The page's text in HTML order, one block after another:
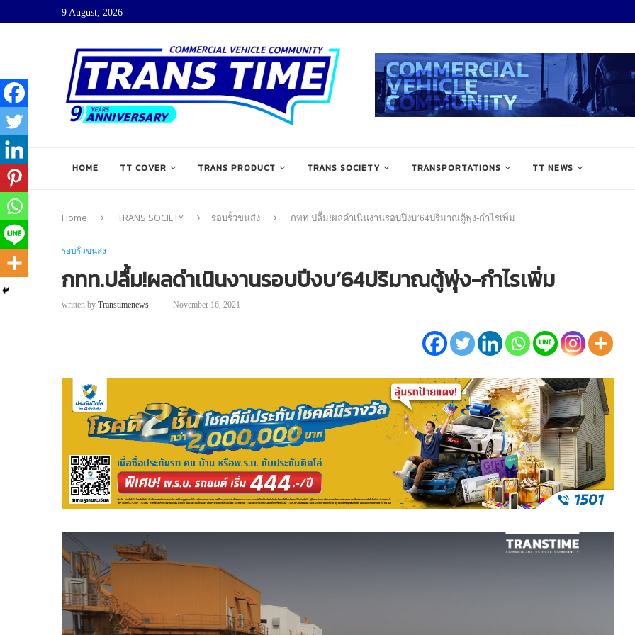
9 August, 2026
HOME TT COVER TRANS PRODUCT TRANS SOCIETY TRANSPORTATIONS TT NEWS
Home TRANS SOCIETY รอบรั้วขนส่ง กทท.ปลื้ม!ผลดำเนินงานรอบปีงบ’64ปริมาณตู้พุ่ง-กำไรเพิ่ม
รอบรั้วขนส่ง
กทท.ปลื้ม!ผลดำเนินงานรอบปีงบ’64ปริมาณตู้พุ่ง-กำไรเพิ่ม
written by Transtimenews November 16, 2021